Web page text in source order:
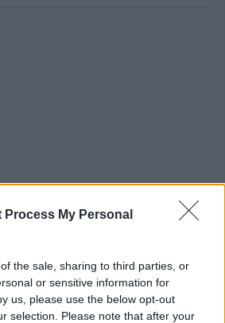
Process My Personal
the sale, sharing to third parties, or
or sensitive information for
us, please use the below opt-out
selection. Please note that after your